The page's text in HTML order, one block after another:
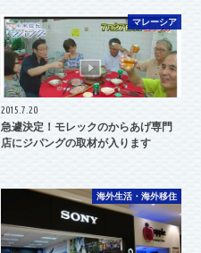
マレーシア
2015.7.20
急遽決定！モレックのからあげ専門
店にジパングの取材が入ります
海外生活・海外移住